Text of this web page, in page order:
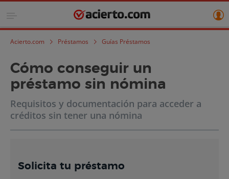
Acierto.com Préstamos Guías Préstamos
Cómo conseguir un
préstamo sin nómina
Requisitos y documentación para acceder a
créditos sin tener una nómina
Solicita tu préstamo